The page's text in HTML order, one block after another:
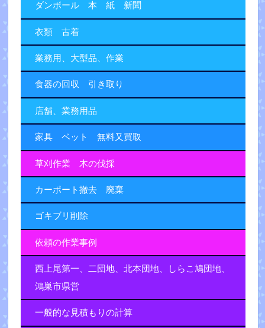
ダンボール 本 紙 新聞
衣類 古着
業務用、大型品、作業
食器の回収 引き取り
店舗、業務用品
家具 ベット 無料又買取
草刈作業 木の伐採
カーポート撤去 廃棄
ゴキブリ削除
依頼の作業事例
西上尾第一、二団地、北本団地、しらこ鳩団地、
鴻巣市県営
一般的な見積もりの計算